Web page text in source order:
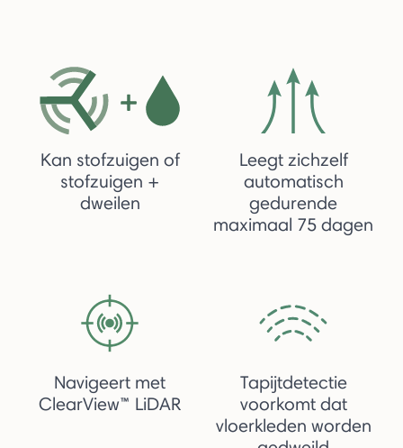
Kan stofzuigen of
stofzuigen +
dweilen
Leegt zichzelf
automatisch
gedurende
maximaal 75 dagen
Navigeert met
ClearView™ LiDAR
Tapijtdetectie
voorkomt dat
vloerkleden worden